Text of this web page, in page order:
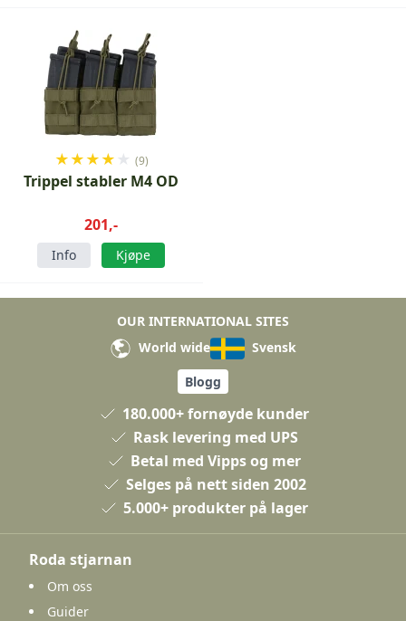
★★★★ ★ (9)
Trippel stabler M4 OD
201,-
Info Kjøpe
OUR INTERNATIONAL SITES
World wide
Svensk
Blogg
180.000+ fornøyde kunder
Rask levering med UPS
Betal med Vipps og mer
Selges på nett siden 2002
5.000+ produkter på lager
Roda stjarnan
Om oss
Guider